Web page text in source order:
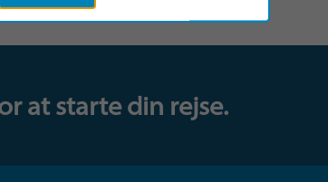
at starte din rejse.